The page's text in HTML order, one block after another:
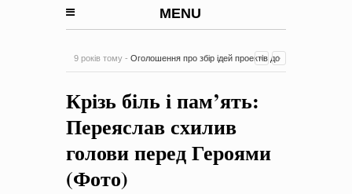
MENU
9 років тому - Оголошення про збір ідей проектів до
на період 2018 – 2020 роки Оголошення про збір ідей
проектів
Крізь біль і пам’ять:
Переяслав схилив
голови перед Героями
(Фото)